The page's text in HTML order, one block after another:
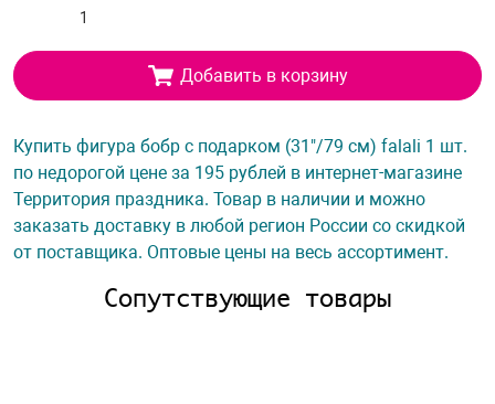
Добавить в корзину
Купить фигура бобр с подарком (31"/79 см) falali 1 шт.
по недорогой цене за 195 рублей в интернет-магазине
Территория праздника. Товар в наличии и можно
заказать доставку в любой регион России со скидкой
от поставщика. Оптовые цены на весь ассортимент.
Сопутствующие товары